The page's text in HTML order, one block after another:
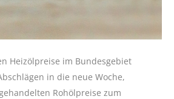
Heizölpreise im Bundesgebiet
in die neue Woche,
Rohölpreise zum